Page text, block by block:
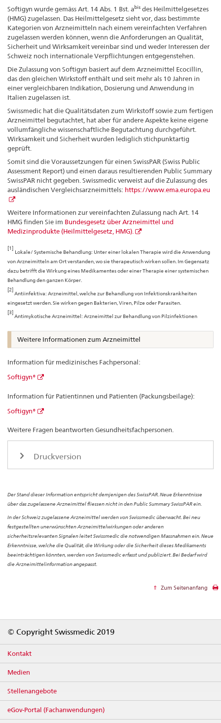
Softigyn wurde gemäss Art. 14 Abs. 1 Bst. abis des Heilmittelgesetzes
(HMG) zugelassen. Das Heilmittelgesetz sieht vor, dass bestimmte
Kategorien von Arzneimitteln nach einem vereinfachten Verfahren
zugelassen werden können, wenn die Anforderungen an Qualität,
Sicherheit und Wirksamkeit vereinbar sind und weder Interessen der
Schweiz noch internationale Verpflichtungen entgegenstehen.
Die Zulassung von Softigyn basiert auf dem Arzneimittel Ecocillin,
das den gleichen Wirkstoff enthält und seit mehr als 10 Jahren in
einer vergleichbaren Indikation, Dosierung und Anwendung in
Italien zugelassen ist.
Swissmedic hat die Qualitätsdaten zum Wirkstoff sowie zum fertigen
Arzneimittel begutachtet, hat aber für andere Aspekte keine eigene
vollumfängliche wissenschaftliche Begutachtung durchgeführt.
Wirksamkeit und Sicherheit wurden lediglich stichpunktartig
geprüft.
Somit sind die Voraussetzungen für einen SwissPAR (Swiss Public
Assessment Report) und einen daraus resultierenden Public Summary
SwissPAR nicht gegeben. Swissmedic verweist auf die Zulassung des
ausländischen Vergleichsarzneimittels: https://www.ema.europa.eu
Weitere Informationen zur vereinfachten Zulassung nach Art. 14
HMG finden Sie im Bundesgesetz über Arzneimittel und
Medizinprodukte (Heilmittelgesetz, HMG).
[1]
Lokale/ Systemische Behandlung: Unter einer lokalen Therapie wird die Anwendung
von Arzneimitteln am Ort verstanden, wo sie therapeutisch wirken sollen. Im Gegensatz
dazu betrifft die Wirkung eines Medikamentes oder einer Therapie einer systemischen
Behandlung den ganzen Körper.
[2]
Antiinfektiva: Arzneimittel, welche zur Behandlung von Infektionskrankheiten
eingesetzt werden. Sie wirken gegen Bakterien, Viren, Pilze oder Parasiten.
[3]
Antimykotische Arzneimittel: Arzneimittel zur Behandlung von Pilzinfektionen
Weitere Informationen zum Arzneimittel
Information für medizinisches Fachpersonal:
Softigyn®
Information für Patientinnen und Patienten (Packungsbeilage):
Softigyn®
Weitere Fragen beantworten Gesundheitsfachpersonen.
Druckversion
Der Stand dieser Information entspricht demjenigen des SwissPAR. Neue Erkenntnisse
über das zugelassene Arzneimittel fliessen nicht in den Public Summary SwissPAR ein.
In der Schweiz zugelassene Arzneimittel werden von Swissmedic überwacht. Bei neu
festgestellten unerwünschten Arzneimittelwirkungen oder anderen
sicherheitsrelevanten Signalen leitet Swissmedic die notwendigen Massnahmen ein. Neue
Erkenntnisse, welche die Qualität, die Wirkung oder die Sicherheit dieses Medikaments
beeinträchtigen könnten, werden von Swissmedic erfasst und publiziert. Bei Bedarf wird
die Arzneimittelinformation angepasst.
Zum Seitenanfang
© Copyright Swissmedic 2019
Kontakt
Medien
Stellenangebote
eGov-Portal (Fachanwendungen)